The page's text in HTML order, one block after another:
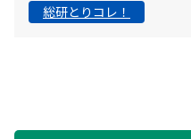
総研とりコレ！